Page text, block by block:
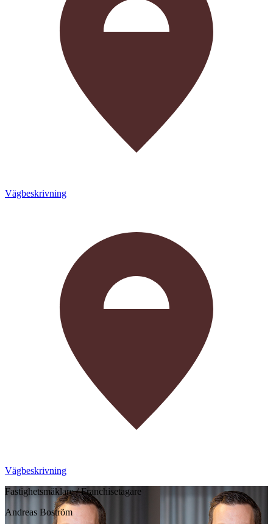
Vägbeskrivning
Vägbeskrivning
Fastighetsmäklare / Franchisetagare
Andreas Boström